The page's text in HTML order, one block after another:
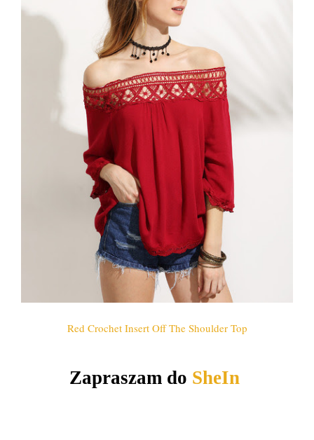
Red Crochet Insert Off The Shoulder Top
Zapraszam do SheIn